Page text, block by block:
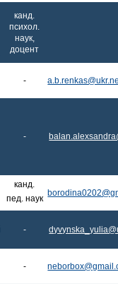
канд.
психол.
наук,
доцент
-
-
канд.
пед. наук
-
-